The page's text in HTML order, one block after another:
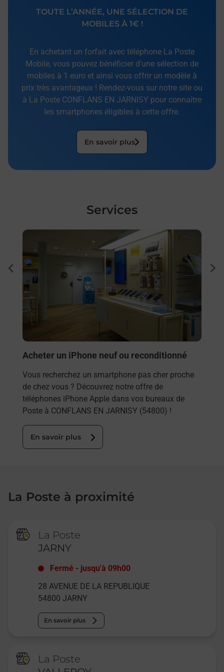
TOUTE L’ANNÉE, UNE SÉLECTION DE
MOBILES À 1€ !
En achetant un forfait avec téléphone La Poste
Mobile, vous pouvez bénéficier d’une sélection de
mobiles à 1 euro et ainsi vous offrir un modèle à
prix très avantageux ! Rendez-vous sur notre site ou
à La Poste CONFLANS EN JARNISY pour connaître
les smartphones éligibles à cette offre.
En savoir plus
Services
En savoir plus
Acheter un iPhone neuf ou reconditionné
Vous recherchez un smartphone pas cher proche
de chez vous ? Découvrez notre offre de
téléphones iPhone Apple dans vos bureaux de
Poste à CONFLANS EN JARNISY (54800) !
En savoir plus
La Poste à proximité
La Poste
JARNY
Fermé - jusqu'à 09h00
28 AVENUE DE LA REPUBLIQUE
54800 JARNY
En savoir plus
La Poste